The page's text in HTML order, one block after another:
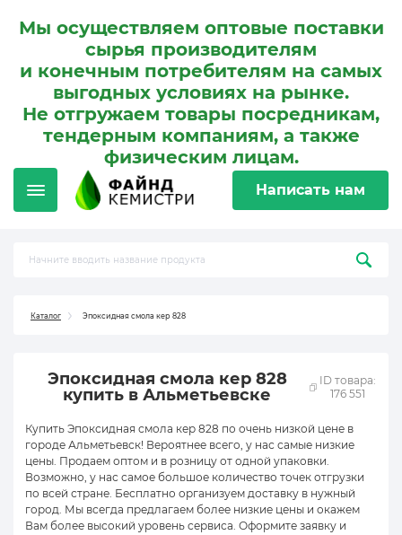
Мы осуществляем оптовые поставки
сырья производителям
и конечным потребителям на самых
выгодных условиях на рынке.
Не отгружаем товары посредникам,
тендерным компаниям, а также
физическим лицам.
Написать нам
Каталог Эпоксидная смола кер 828
Эпоксидная смола кер 828
купить в Альметьевске
ID товара:
176 551
Купить Эпоксидная смола кер 828 по очень низкой цене в
городе Альметьевск! Вероятнее всего, у нас самые низкие
цены. Продаем оптом и в розницу от одной упаковки.
Возможно, у нас самое большое количество точек отгрузки
по всей стране. Бесплатно организуем доставку в нужный
город. Мы всегда предлагаем более низкие цены и окажем
Вам более высокий уровень сервиса. Оформите заявку и